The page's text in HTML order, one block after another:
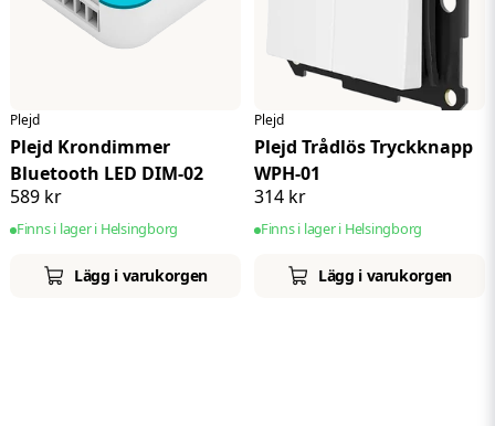
Plejd
Plejd Krondimmer
Bluetooth LED DIM-02
589 kr
Finns i lager i Helsingborg
Lägg i varukorgen
Plejd
Plejd Trådlös Tryckknapp
WPH-01
314 kr
Finns i lager i Helsingborg
Lägg i varukorgen